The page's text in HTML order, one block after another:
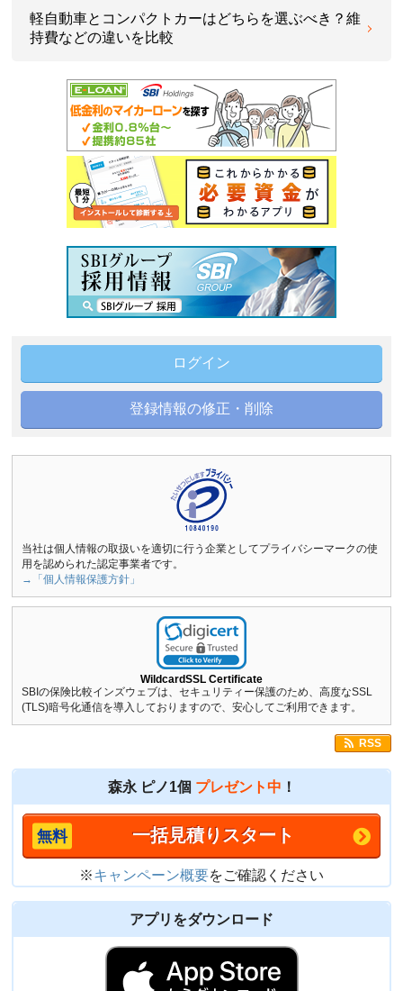
軽自動車とコンパクトカーはどちらを選ぶべき？維
持費などの違いを比較
ログイン
登録情報の修正・削除
当社は個人情報の取扱いを適切に行う企業としてプライバシーマークの使
用を認められた認定事業者です。
→「個人情報保護方針」
WildcardSSL Certificate
SBIの保険比較インズウェブは、セキュリティー保護のため、高度なSSL
(TLS)暗号化通信を導入しておりますので、安心してご利用できます。
RSS
森永 ピノ1個 プレゼント中 ！
一括見積りスタート
※キャンペーン概要をご確認ください
アプリをダウンロード